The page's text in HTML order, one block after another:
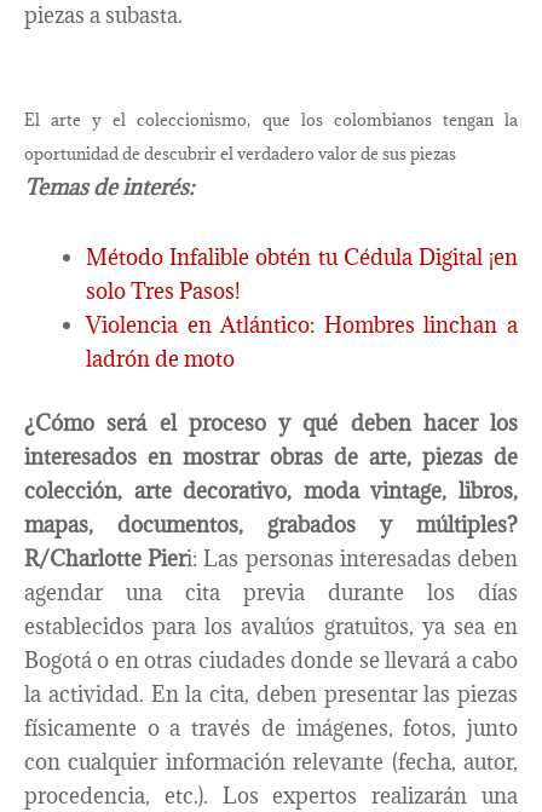
piezas a subasta.
El arte y el coleccionismo, que los colombianos tengan la
oportunidad de descubrir el verdadero valor de sus piezas
Temas de interés:
Método Infalible obtén tu Cédula Digital ¡en
solo Tres Pasos!
Violencia en Atlántico: Hombres linchan a
ladrón de moto
¿Cómo será el proceso y qué deben hacer los
interesados en mostrar obras de arte, piezas de
colección, arte decorativo, moda vintage, libros,
mapas, documentos, grabados y múltiples?
R/Charlotte Pieri: Las personas interesadas deben
agendar una cita previa durante los días
establecidos para los avalúos gratuitos, ya sea en
Bogotá o en otras ciudades donde se llevará a cabo
la actividad. En la cita, deben presentar las piezas
físicamente o a través de imágenes, fotos, junto
con cualquier información relevante (fecha, autor,
procedencia, etc.). Los expertos realizarán una